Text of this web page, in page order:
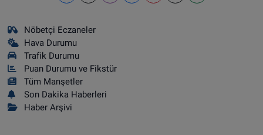
Nöbetçi Eczaneler
Hava Durumu
Trafik Durumu
Puan Durumu ve Fikstür
Tüm Manşetler
Son Dakika Haberleri
Haber Arşivi